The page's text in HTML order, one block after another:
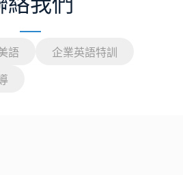
語 企業英語特訓